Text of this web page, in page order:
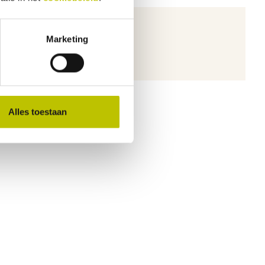
Marketing
Alles toestaan